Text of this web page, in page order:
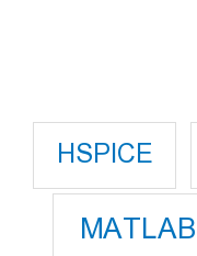
HSPICE
MATLAB